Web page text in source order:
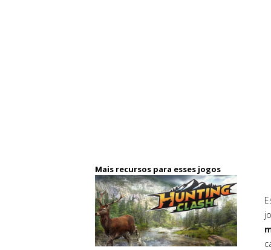
Mais recursos para esses jogos